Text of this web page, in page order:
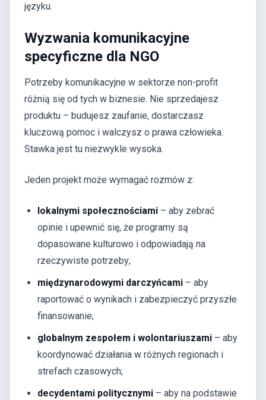
języku.
Wyzwania komunikacyjne
specyficzne dla NGO
Potrzeby komunikacyjne w sektorze non-profit
różnią się od tych w biznesie. Nie sprzedajesz
produktu – budujesz zaufanie, dostarczasz
kluczową pomoc i walczysz o prawa człowieka.
Stawka jest tu niezwykle wysoka.
Jeden projekt może wymagać rozmów z:
lokalnymi społecznościami – aby zebrać
opinie i upewnić się, że programy są
dopasowane kulturowo i odpowiadają na
rzeczywiste potrzeby;
międzynarodowymi darczyńcami – aby
raportować o wynikach i zabezpieczyć przyszłe
finansowanie;
globalnym zespołem i wolontariuszami – aby
koordynować działania w różnych regionach i
strefach czasowych;
decydentami politycznymi – aby na podstawie